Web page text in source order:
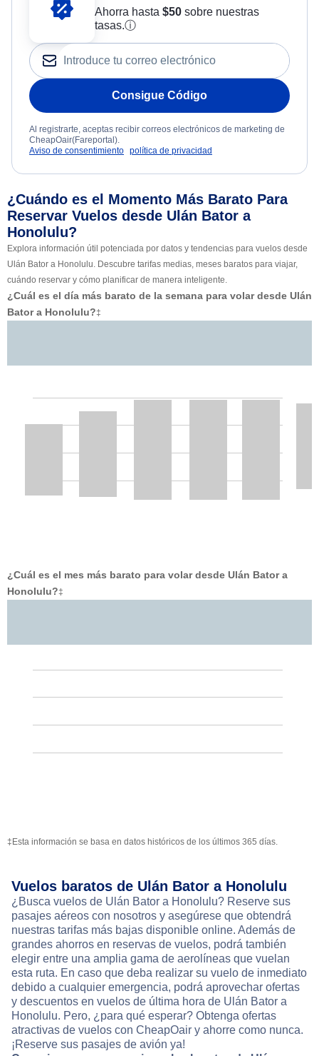
Ahorra hasta $50sobre nuestras
tasas.ⓘ
Consigue Código
Al registrarte, aceptas recibir correos electrónicos de marketing de
CheapOair(Fareportal).
Aviso de consentimiento política de privacidad
¿Cuándo es el Momento Más Barato Para
Reservar Vuelos desde Ulán Bator a
Honolulu?
Explora información útil potenciada por datos y tendencias para vuelos desde
Ulán Bator a Honolulu. Descubre tarifas medias, meses baratos para viajar,
cuándo reservar y cómo planificar de manera inteligente.
¿Cuál es el día más barato de la semana para volar desde Ulán
Bator a Honolulu?‡
¿Cuál es el mes más barato para volar desde Ulán Bator a
Honolulu?‡
‡Esta información se basa en datos históricos de los últimos 365 días.
Vuelos baratos de Ulán Bator a Honolulu
¿Busca vuelos de Ulán Bator a Honolulu? Reserve sus
pasajes aéreos con nosotros y asegúrese que obtendrá
nuestras tarifas más bajas disponible online. Además de
grandes ahorros en reservas de vuelos, podrá también
elegir entre una amplia gama de aerolíneas que vuelan
esta ruta. En caso que deba realizar su vuelo de inmediato
debido a cualquier emergencia, podrá aprovechar ofertas
y descuentos en vuelos de última hora de Ulán Bator a
Honolulu. Pero, ¿para qué esperar? Obtenga ofertas
atractivas de vuelos con CheapOair y ahorre como nunca.
¡Reserve sus pasajes de avión ya!